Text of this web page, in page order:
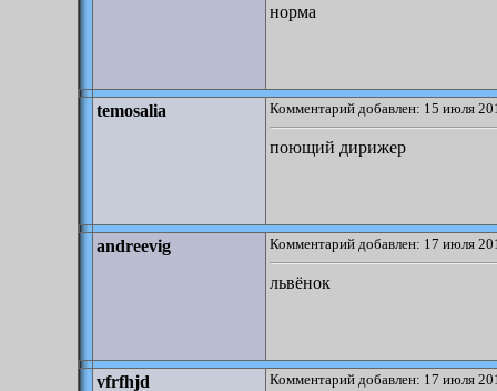
норма
temosalia Комментарий добавлен: 15 июля
поющий дирижер
andreevig Комментарий добавлен: 17 июля
львёнок
vfrfhjd Комментарий добавлен: 17 июля